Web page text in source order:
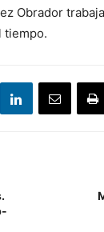
Obrador
tiempo.